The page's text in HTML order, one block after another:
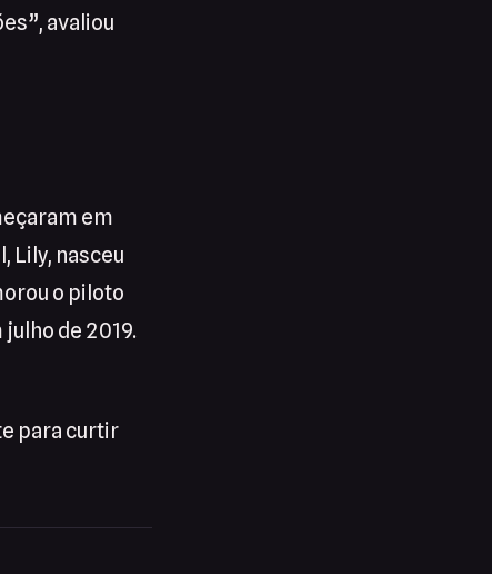
avaliou
em
Lily, nasceu
o piloto
de 2019.
para curtir